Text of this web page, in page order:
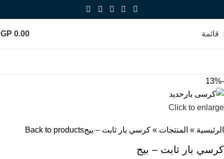
قائمة 0.00
-13%
Click to enlarge
الرئيسية » المنتجات » كرسي بار ثابت – بيجBack to products
كرسي بار ثابت – بيج